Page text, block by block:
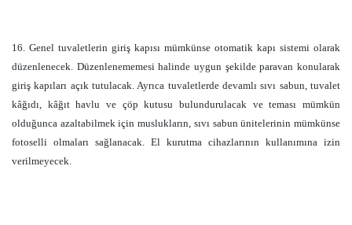
16. Genel tuvaletlerin giriş kapısı mümkünse otomatik kapı sistemi olarak
düzenlenecek. Düzenlenememesi halinde uygun şekilde paravan konularak
giriş kapıları açık tutulacak. Ayrıca tuvaletlerde devamlı sıvı sabun, tuvalet
kâğıdı, kâğıt havlu ve çöp kutusu bulundurulacak ve teması mümkün
olduğunca azaltabilmek için muslukların, sıvı sabun ünitelerinin mümkünse
fotoselli olmaları sağlanacak. El kurutma cihazlarının kullanımına izin
verilmeyecek.